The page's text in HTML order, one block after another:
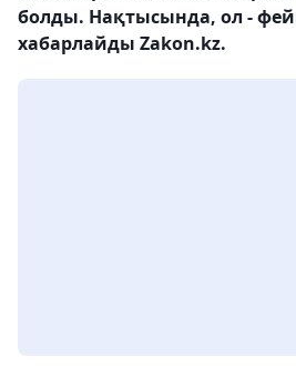
болды. Нақтысында, ол -
хабарлайды Zakon.kz.